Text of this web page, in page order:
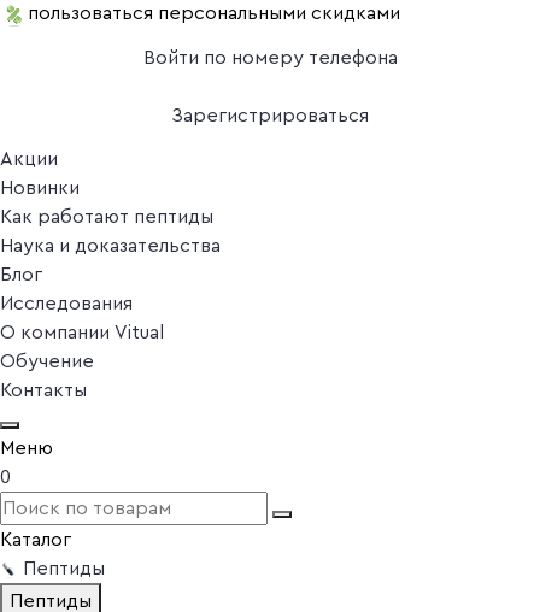
пользоваться персональными скидками
Войти по номеру телефона
Зарегистрироваться
Акции
Новинки
Как работают пептиды
Наука и доказательства
Блог
Исследования
О компании Vitual
Обучение
Контакты
Меню
0
Каталог
Пептиды
Пептиды